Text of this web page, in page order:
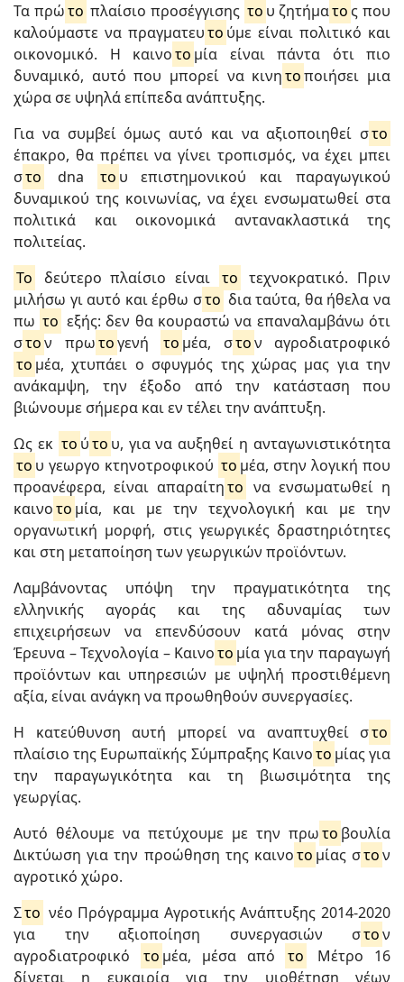
Τα πρώτο πλαίσιο προσέγγισης το υ ζητήματο ς που
καλούμαστε να πραγματευτο ύμε είναι πολιτικό και
οικονομικό. Η καινοτο μία είναι πάντα ότι πιο
δυναμικό, αυτό που μπορεί να κινητοποιήσει μια
χώρα σε υψηλά επίπεδα ανάπτυξης.
Για να συμβεί όμως αυτό και να αξιοποιηθεί στο
έπακρο, θα πρέπει να γίνει τροπισμός, να έχει μπει
στο dna το υ επιστημονικού και παραγωγικού
δυναμικού της κοινωνίας, να έχει ενσωματωθεί στα
πολιτικά και οικονομικά αντανακλαστικά της
πολιτείας.
Το
δεύτερο πλαίσιο είναι το τεχνοκρατικό. Πριν
μιλήσω γι αυτό και έρθω στο δια ταύτα, θα ήθελα να
πω το εξής: δεν θα κουραστώ να επαναλαμβάνω ότι
στον πρωτογενή το μέα, στον αγροδιατροφικό
το μέα, χτυπάει ο σφυγμός της χώρας μας για την
ανάκαμψη, την έξοδο από την κατάσταση που
βιώνουμε σήμερα και εν τέλει την ανάπτυξη.
Ως εκ το ύτο υ, για να αυξηθεί η ανταγωνιστικότητα
το υ γεωργο κτηνοτροφικού το μέα, στην λογική που
προανέφερα, είναι απαραίτητο να ενσωματωθεί η
καινοτο μία, και με την τεχνολογική και με την
οργανωτική μορφή, στις γεωργικές δραστηριότητες
και στη μεταποίηση των γεωργικών προϊόντων.
Λαμβάνοντας υπόψη την πραγματικότητα της
ελληνικής αγοράς και της αδυναμίας των
επιχειρήσεων να επενδύσουν κατά μόνας στην
Έρευνα – Τεχνολογία – Καινοτο μία για την παραγωγή
προϊόντων και υπηρεσιών με υψηλή προστιθέμενη
αξία, είναι ανάγκη να προωθηθούν συνεργασίες.
Η κατεύθυνση αυτή μπορεί να αναπτυχθεί στο
πλαίσιο της Ευρωπαϊκής Σύμπραξης Καινοτο μίας για
την παραγωγικότητα και τη βιωσιμότητα της
γεωργίας.
Αυτό θέλουμε να πετύχουμε με την πρωτο βουλία
Δικτύωση για την προώθηση της καινοτο μίας στον
αγροτικό χώρο.
Στο νέο Πρόγραμμα Αγροτικής Ανάπτυξης 2014-2020
για την αξιοποίηση συνεργασιών στον
αγροδιατροφικό
το μέα, μέσα από το
Μέτρο 16
δίνεται η ευκαιρία για την υιοθέτηση νέων